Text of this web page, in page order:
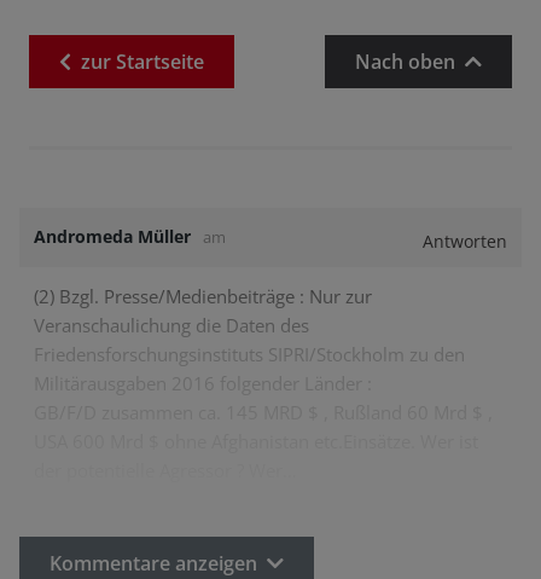
zurStartseite Nach oben
Andromeda Müller am Antworten
(2) Bzgl. Presse/Medienbeiträge : Nur zur
Veranschaulichung die Daten des
Friedensforschungsinstituts SIPRI/Stockholm zu den
Kommentare anzeigen